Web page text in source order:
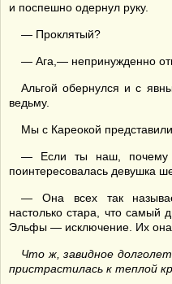
и поспешно одернул руку.
— Проклятый?
— Ага,— непринужденно
Альгой обернулся и с
ведьму.
Мы с Кареокой
— Если ты наш, почему
поинтересовалась девушка
— Она всех так
настолько стара, что самый
Эльфы — исключение. Их она
Что ж, завидное
пристрастилась к теплой